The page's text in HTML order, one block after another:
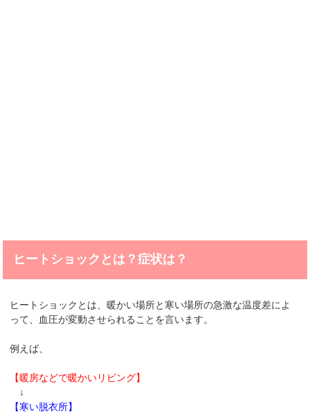
ヒートショックとは？症状は？
ヒートショックとは、暖かい場所と寒い場所の急激な温度差によ
って、血圧が変動させられることを言います。
例えば、
【暖房などで暖かいリビング】
↓
【寒い脱衣所】